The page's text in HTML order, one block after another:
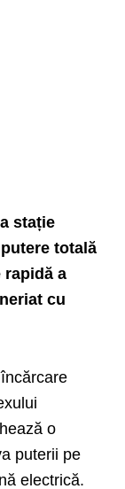
stație
totală
rapidă a
cu
o
puterii pe
electrică.